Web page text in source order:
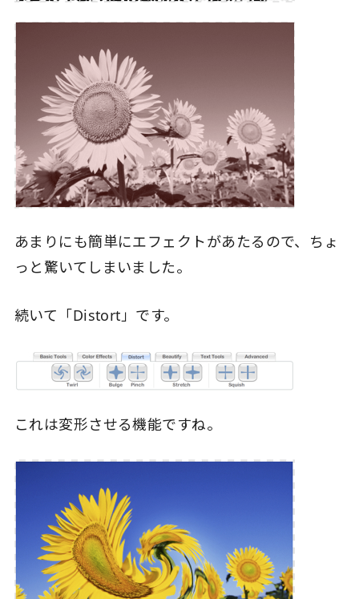
あまりにも簡単にエフェクトがあたるので、ちょ
っと驚いてしまいました。
続いて「Distort」です。
これは変形させる機能ですね。